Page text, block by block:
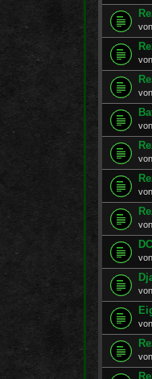
von
von
von
von
von
von
von
von
von
von
von